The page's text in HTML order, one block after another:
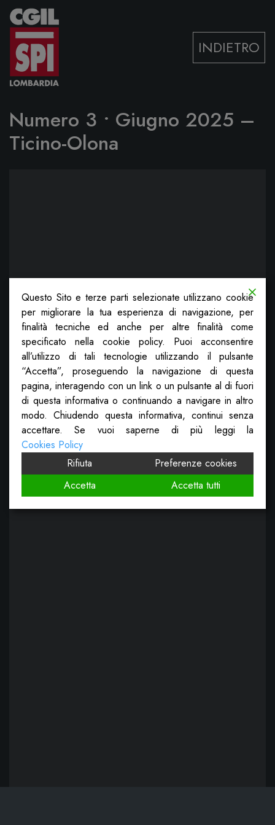
Vai al contenuto
INDIETRO
Numero 3 • Giugno 2025 –
Ticino-Olona
Questo Sito e terze parti selezionate utilizzano cookie
per migliorare la tua esperienza di navigazione, per
finalità tecniche ed anche per altre finalità come
specificato nella cookie policy. Puoi acconsentire
all’utilizzo di tali tecnologie utilizzando il pulsante
“Accetta”, proseguendo la navigazione di questa
pagina, interagendo con un link o un pulsante al di fuori
di questa informativa o continuando a navigare in altro
modo. Chiudendo questa informativa, continui senza
accettare. Se vuoi saperne di più leggi la
Cookies Policy
Rifiuta
Preferenze cookies
Accetta
Accetta tutti